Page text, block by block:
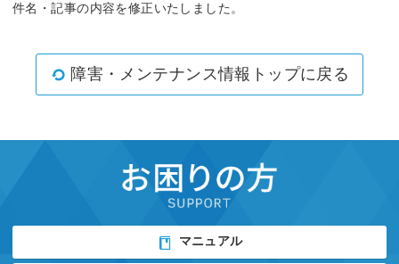
件名・記事の内容を修正いたしました。
障害・メンテナンス情報トップに戻る
マニュアル